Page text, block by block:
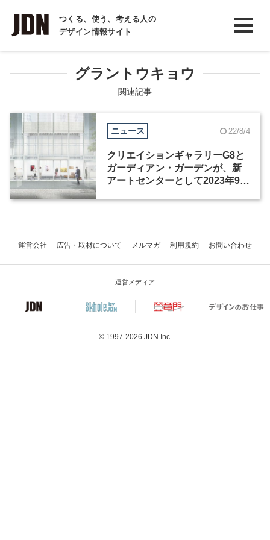
つくる、使う、考える人の
デザイン情報サイト
INTERVIEW
インタビュー
REPORT
COLUMN
コラム
グラントウキョウ
関連記事
ニュース 22/8/4
クリエイションギャラリーG8と
ガーディアン・ガーデンが、新
アートセンターとして2023年9月
運営会社 広告・取材について メルマガ 利用規約 お問い合わせ
運営メディア
© 1997-2026 JDN Inc.